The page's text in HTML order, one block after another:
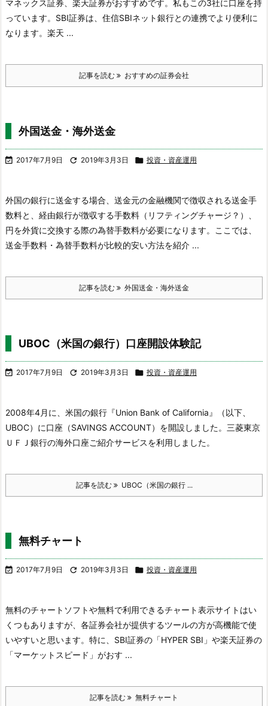
マネックス証券、楽天証券がおすすめです。私もこの3社に口座を持
っています。 SBI証券は、住信SBIネット銀行との連携でより便利に
なります。 楽天 ...
記事を読む おすすめの証券会社
外国送金・海外送金
 2017年7月9日  2019年3月3日  投資・資産運用
外国の銀行に送金する場合、送金元の金融機関で徴収される送金手
数料と、経由銀行が徴収する手数料（リフティングチャージ？）、
円を外貨に交換する際の為替手数料が必要になります。
ここでは、
送金手数料・為替手数料が比較的安い方法を紹介 ...
記事を読む 外国送金・海外送金
UBOC（米国の銀行）口座開設体験記
 2017年7月9日  2019年3月3日  投資・資産運用
2008年4月に、米国の銀行『Union Bank of California』（以下、
UBOC）に口座（SAVINGS ACCOUNT）を開設しました。 三菱東京
ＵＦＪ銀行の海外口座ご紹介サービスを利用しました。
記事を読む UBOC（米国の銀行 ...
無料チャート
 2017年7月9日  2019年3月3日  投資・資産運用
無料のチャートソフトや無料で利用できるチャート表示サイトはい
くつもありますが、各証券会社が提供するツールの方が高機能で使
いやすいと思います。 特に、SBI証券の「HYPER SBI」や楽天証券の
「マーケットスピード」がおす ...
記事を読む 無料チャート